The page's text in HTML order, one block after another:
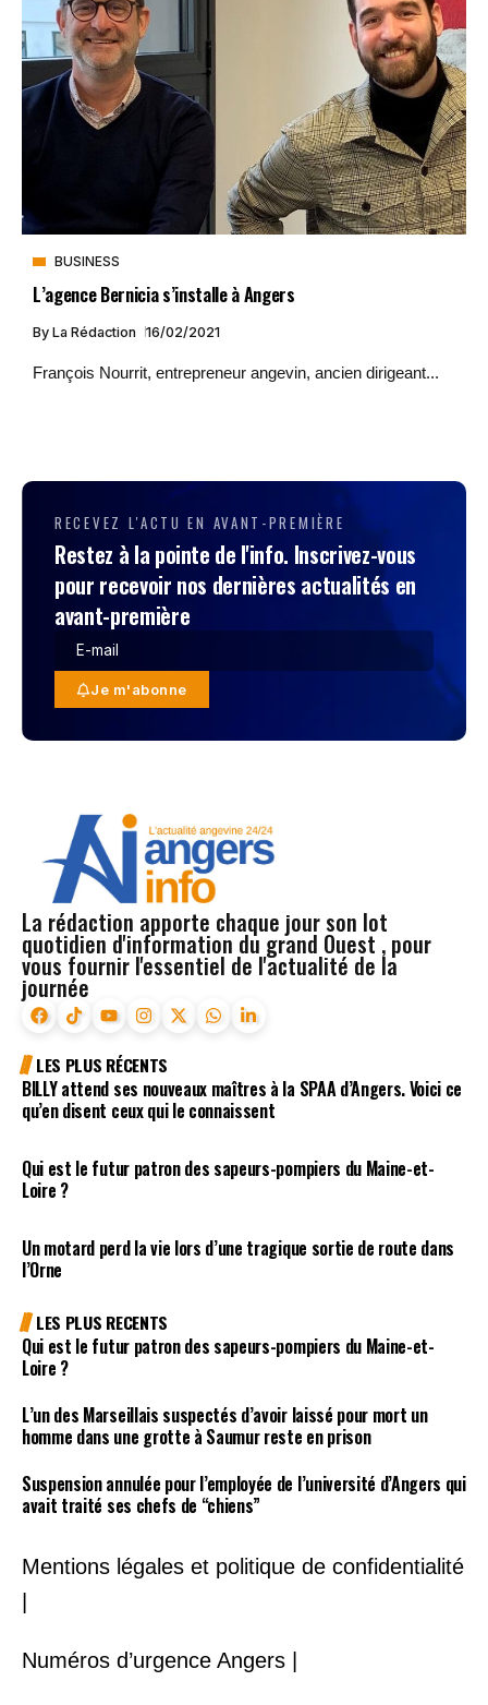
BUSINESS
L’agence Bernicia s’installe à Angers
By La Rédaction 16/02/2021
François Nourrit, entrepreneur angevin, ancien dirigeant...
RECEVEZ L'ACTU EN AVANT-PREMIÈRE
Restez à la pointe de l'info. Inscrivez-vous
pour recevoir nos dernières actualités en
avant-première
Je m'abonne
La rédaction apporte chaque jour son lot
quotidien d'information du grand Ouest , pour
vous fournir l'essentiel de l'actualité de la
journée
LES PLUS RÉCENTS
BILLY attend ses nouveaux maîtres à la SPAA d’Angers. Voici ce
qu’en disent ceux qui le connaissent
Qui est le futur patron des sapeurs-pompiers du Maine-et-
Loire ?
Un motard perd la vie lors d’une tragique sortie de route dans
l’Orne
LES PLUS RECENTS
Qui est le futur patron des sapeurs-pompiers du Maine-et-
Loire ?
L’un des Marseillais suspectés d’avoir laissé pour mort un
homme dans une grotte à Saumur reste en prison
Suspension annulée pour l’employée de l’université d’Angers qui
avait traité ses chefs de “chiens”
Mentions légales et politique de confidentialité
|
Numéros d’urgence Angers |